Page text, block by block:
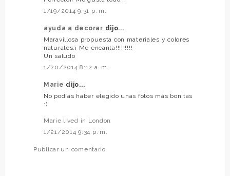
1/19/2014 9:31 p. m.
ayuda a decorar dijo...
Maravillosa propuesta con materiales y colores
naturales.¡ Me encanta!!!!!!!!!
Un saludo
1/20/2014 8:12 a. m.
Marie dijo...
No podías haber elegido unas fotos más bonitas
:)
Marie lived in London
1/21/2014 9:34 p. m.
Publicar un comentario